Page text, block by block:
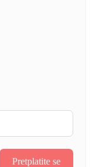
Pretplatite se